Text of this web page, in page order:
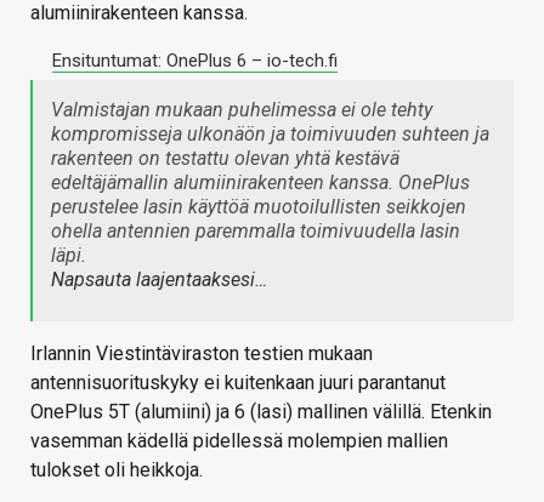
alumiinirakenteen kanssa.
Ensituntumat: OnePlus 6 – io-tech.fi
Valmistajan mukaan puhelimessa ei ole tehty
kompromisseja ulkonäön ja toimivuuden suhteen ja
rakenteen on testattu olevan yhtä kestävä
edeltäjämallin alumiinirakenteen kanssa. OnePlus
perustelee lasin käyttöä muotoilullisten seikkojen
ohella antennien paremmalla toimivuudella lasin
läpi.
Napsauta laajentaaksesi…
Irlannin Viestintäviraston testien mukaan
antennisuorituskyky ei kuitenkaan juuri parantanut
OnePlus 5T (alumiini) ja 6 (lasi) mallinen välillä. Etenkin
vasemman kädellä pidellessä molempien mallien
tulokset oli heikkoja.